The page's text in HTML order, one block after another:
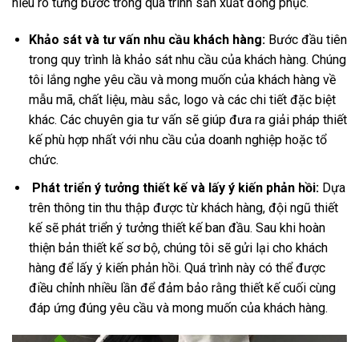
hiểu rõ từng bước trong quá trình sản xuất đồng phục.
Khảo sát và tư vấn nhu cầu khách hàng:Bước đầu tiên
trong quy trình là khảo sát nhu cầu của khách hàng. Chúng
tôi lắng nghe yêu cầu và mong muốn của khách hàng về
mẫu mã, chất liệu, màu sắc, logo và các chi tiết đặc biệt
khác. Các chuyên gia tư vấn sẽ giúp đưa ra giải pháp thiết
kế phù hợp nhất với nhu cầu của doanh nghiệp hoặc tổ
chức.
Phát triển ý tưởng thiết kế và lấy ý kiến phản hồi:Dựa
trên thông tin thu thập được từ khách hàng, đội ngũ thiết
kế sẽ phát triển ý tưởng thiết kế ban đầu. Sau khi hoàn
thiện bản thiết kế sơ bộ, chúng tôi sẽ gửi lại cho khách
hàng để lấy ý kiến phản hồi. Quá trình này có thể được
điều chỉnh nhiều lần để đảm bảo rằng thiết kế cuối cùng
đáp ứng đúng yêu cầu và mong muốn của khách hàng.